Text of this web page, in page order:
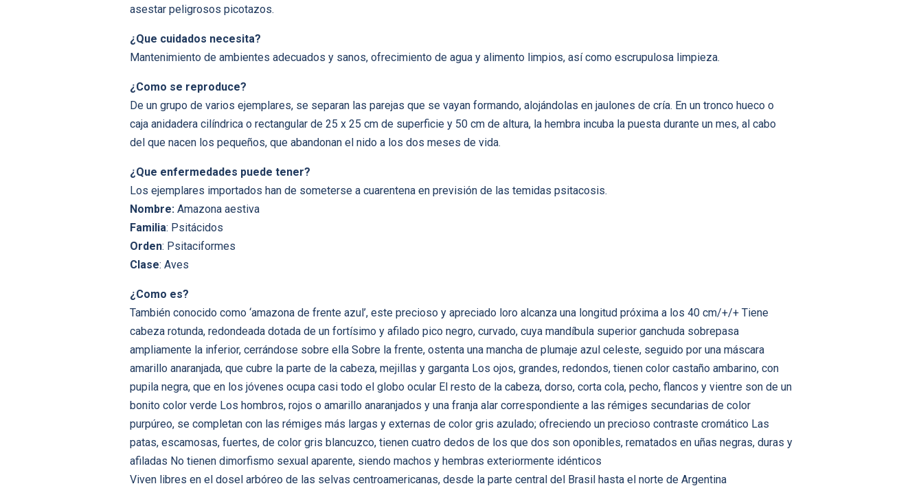
asestar peligrosos picotazos.
¿Que cuidados necesita?
Mantenimiento de ambientes adecuados y sanos, ofrecimiento de agua y alimento limpios, así como escrupulosa limpieza.
¿Como se reproduce?
De un grupo de varios ejemplares, se separan las parejas que se vayan formando, alojándolas en jaulones de cría. En un tronco hueco o
caja anidadera cilíndrica o rectangular de 25 x 25 cm de superficie y 50 cm de altura, la hembra incuba la puesta durante un mes, al cabo
del que nacen los pequeños, que abandonan el nido a los dos meses de vida.
¿Que enfermedades puede tener?
Los ejemplares importados han de someterse a cuarentena en previsión de las temidas psitacosis.
Nombre: Amazona aestiva
Familia: Psitácidos
Orden: Psitaciformes
Clase: Aves
¿Como es?
También conocido como ‘amazona de frente azul’, este precioso y apreciado loro alcanza una longitud próxima a los 40 cm/+/+ Tiene
cabeza rotunda, redondeada dotada de un fortísimo y afilado pico negro, curvado, cuya mandíbula superior ganchuda sobrepasa
ampliamente la inferior, cerrándose sobre ella Sobre la frente, ostenta una mancha de plumaje azul celeste, seguido por una máscara
amarillo anaranjada, que cubre la parte de la cabeza, mejillas y garganta Los ojos, grandes, redondos, tienen color castaño ambarino, con
pupila negra, que en los jóvenes ocupa casi todo el globo ocular El resto de la cabeza, dorso, corta cola, pecho, flancos y vientre son de un
bonito color verde Los hombros, rojos o amarillo anaranjados y una franja alar correspondiente a las rémiges secundarias de color
purpúreo, se completan con las rémiges más largas y externas de color gris azulado; ofreciendo un precioso contraste cromático Las
patas, escamosas, fuertes, de color gris blancuzco, tienen cuatro dedos de los que dos son oponibles, rematados en uñas negras, duras y
afiladas No tienen dimorfismo sexual aparente, siendo machos y hembras exteriormente idénticos
Viven libres en el dosel arbóreo de las selvas centroamericanas, desde la parte central del Brasil hasta el norte de Argentina